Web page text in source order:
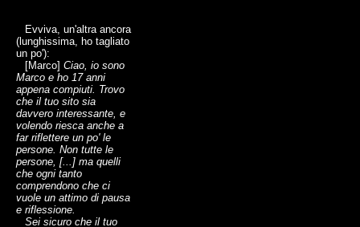
Evviva, un'altra ancora
(lunghissima, ho tagliato
un po'):
[Marco] Ciao, io sono
Marco e ho 17 anni
appena compiuti. Trovo
che il tuo sito sia
davvero interessante, e
volendo riesca anche a
far riflettere un po' le
persone. Non tutte le
persone, [...] ma quelli
che ogni tanto
comprendono che ci
vuole un attimo di pausa
e riflessione.
Sei sicuro che il tuo